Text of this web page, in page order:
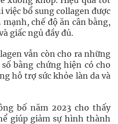
bổ sung collagen được
chế độ ăn cân bằng,
giấc ngủ đầy đủ.
vẫn còn cho ra những
bằng chứng hiện có cho
hỗ trợ sức khỏe làn da và
bố năm 2023 cho thấy
giúp giảm sự hình thành